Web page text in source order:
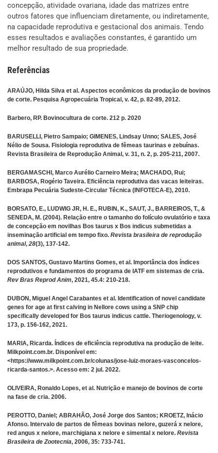
concepção, atividade ovariana, idade das matrizes entre
outros fatores que influenciam diretamente, ou indiretamente,
na capacidade reprodutiva e gestacional dos animais. Tendo
esses resultados e avaliações constantes, é garantido um
melhor resultado de sua propriedade.
Referências
ARAÚJO, Hilda Silva et al. Aspectos econômicos da produção de bovinos
de corte. Pesquisa Agropecuária Tropical, v. 42, p. 82-89, 2012.
Barbero, RP. Bovinocultura de corte. 212 p. 2020
BARUSELLI, Pietro Sampaio; GIMENES, Lindsay Unno; SALES, José
Nélio de Sousa. Fisiologia reprodutiva de fêmeas taurinas e zebuínas.
Revista Brasileira de Reprodução Animal, v. 31, n. 2, p. 205-211, 2007.
BERGAMASCHI, Marco Aurélio Carneiro Meira; MACHADO, Rui;
BARBOSA, Rogério Taveira. Eficiência reprodutiva das vacas leiteiras.
Embrapa Pecuária Sudeste-Circular Técnica (INFOTECA-E), 2010.
BORSATO, E., LUDWIG JR, H. E., RUBIN, K., SAUT, J., BARREIROS, T., &
SENEDA, M. (2004). Relação entre o tamanho do folículo ovulatório e taxa
de concepção em novilhas Bos taurus x Bos indicus submetidas a
inseminação artificial em tempo fixo. Revista brasileira de reprodução
animal, 28(3), 137-142.
DOS SANTOS, Gustavo Martins Gomes, et al. Importância dos índices
reprodutivos e fundamentos do programa de IATF em sistemas de cria.
Rev Bras Reprod Anim, 2021, 45.4: 210-218.
DUBON, Miguel Angel Carabantes et al. Identification of novel candidate
genes for age at first calving in Nellore cows using a SNP chip
specifically developed for Bos taurus indicus cattle. Theriogenology, v.
173, p. 156-162, 2021.
MARIA, Ricarda. Índices de eficiência reprodutiva na produção de leite.
Milkpoint.com.br. Disponível em:
<https://www.milkpoint.com.br/colunas/jose-luiz-moraes-vasconcelos-
ricarda-santos.>. Acesso em: 2 jul. 2022.
OLIVEIRA, Ronaldo Lopes, et al. Nutrição e manejo de bovinos de corte
na fase de cria. 2006.
‌PEROTTO, Daniel; ABRAHÃO, José Jorge dos Santos; KROETZ, Inácio
Afonso. Intervalo de partos de fêmeas bovinas nelore, guzerá x nelore,
red angus x nelore, marchigiana x nelore e simental x nelore. Revista
Brasileira de Zootecnia, 2006, 35: 733-741.